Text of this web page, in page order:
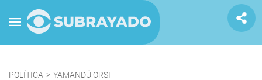
POLÍTICA > YAMANDÚ ORSI